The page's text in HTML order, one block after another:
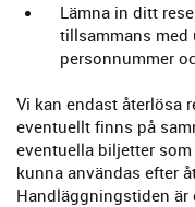
Lämna in ditt
tillsammans
personnummer
Vi kan endast återlösa
eventuellt finns på
eventuella biljetter
kunna användas efter
Handläggningstiden är